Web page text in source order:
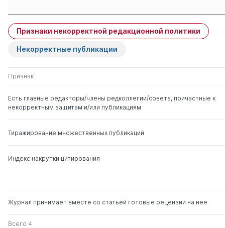
Козаченко Иван
Яковлевич
д. ю.н. 0 2
Прошляков Алексей
Дмитриевич
Ярков Владимир
Владимирович
д. ю.н.
Гошуляк Виталий
д. ю.н.
0 19
Признаки некорректной редакционной политики
Некорректные публикации
Признак
Есть главные редакторы/члены редколлегии/совета, причастные к
некорректным защитам и/или публикациям
Тиражирование множественных публикаций
Индекс накрутки цитирования
Журнал принимает вместе со статьей готовые рецензии на нее
Всего 4